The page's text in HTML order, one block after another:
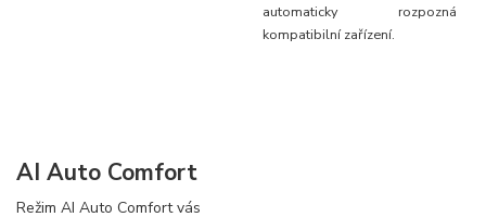
automaticky rozpozná
kompatibilní zařízení.
AI Auto Comfort
Režim AI Auto Comfort vás